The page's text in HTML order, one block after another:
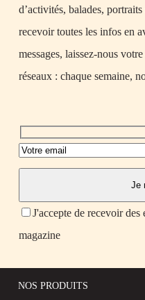
d’activités, balades,
recevoir toutes les infos en
messages, laissez-nous
réseaux : chaque semaine,
J'accepte de recevoir
magazine
NOS PRODUITS